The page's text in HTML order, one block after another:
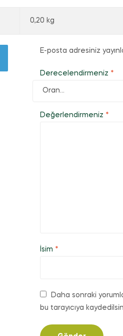
0,20 kg
E-posta adresiniz
Derecelendirmeniz *
Değerlendirmeniz *
İsim *
Daha sonraki
bu tarayıcıya